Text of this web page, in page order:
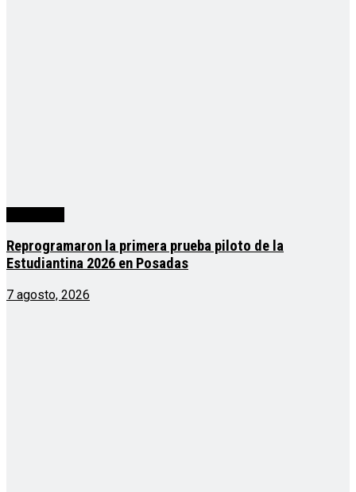
Reprogramaron la primera prueba piloto de la
Estudiantina 2026 en Posadas
7 agosto, 2026